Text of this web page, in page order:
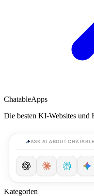
ChatableApps
Die besten KI-Websites und
ASK AI ABOUT
Kategorien